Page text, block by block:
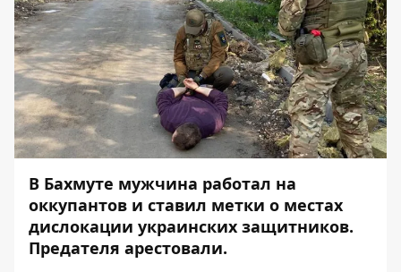
В Бахмуте мужчина работал на
оккупантов и ставил метки о местах
дислокации украинских защитников.
Предателя арестовали.